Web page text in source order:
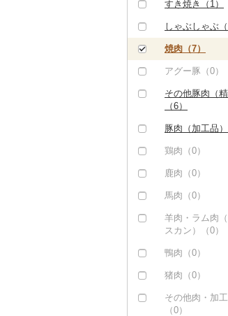
すき焼き（1）
しゃぶしゃぶ（
焼肉（7）
アグー豚（0）
その他豚肉（精
（6）
豚肉（加工品）
ハンバーグ（0）
もつ鍋（0）
ハム（0）
ソーセージ・
ー（0）
ベーコン・サラ
（1）
鶏肉（0）
鹿肉（0）
馬肉（0）
羊肉・ラム肉
スカン）（0）
鴨肉（0）
猪肉（0）
その他肉・加
（0）